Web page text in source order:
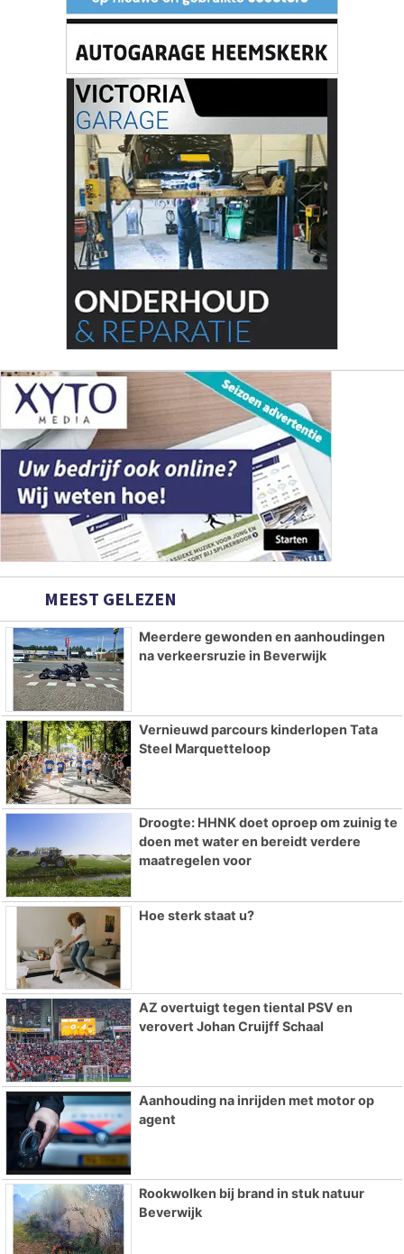
MEEST GELEZEN
Meerdere gewonden en aanhoudingen
na verkeersruzie in Beverwijk
Vernieuwd parcours kinderlopen Tata
Steel Marquetteloop
Droogte: HHNK doet oproep om zuinig te
doen met water en bereidt verdere
maatregelen voor
Hoe sterk staat u?
AZ overtuigt tegen tiental PSV en
verovert Johan Cruijff Schaal
Aanhouding na inrijden met motor op
agent
Rookwolken bij brand in stuk natuur
Beverwijk